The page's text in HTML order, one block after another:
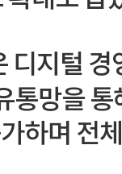
디지털
통망을
하며 전